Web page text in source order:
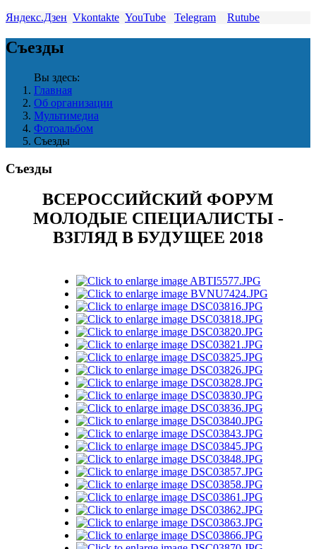
Яндекс.Дзен Vkontakte YouTube Telegram Rutube
Съезды
Вы здесь:
Главная
Об организации
Мультимедиа
Фотоальбом
Съезды
Съезды
ВСЕРОССИЙСКИЙ ФОРУМ
МОЛОДЫЕ СПЕЦИАЛИСТЫ -
ВЗГЛЯД В БУДУЩЕЕ 2018